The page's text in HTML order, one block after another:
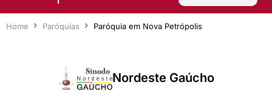
Home Paróquias Paróquia em Nova Petrópolis
Nordeste Gaúcho